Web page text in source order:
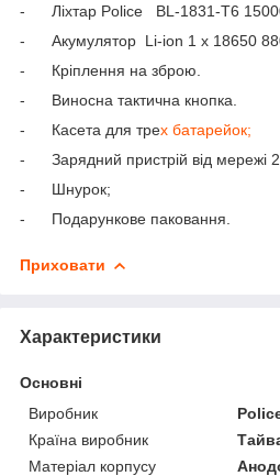
- Ліхтар Police BL-1831-T6
- Акумулятор Li-ion 1 х 18650
- Кріплення на зброю.
- Виносна тактична кнопка.
- Касета для трех батарейок;
- Зарядний пристрій від мережі
- Шнурок;
- Подарункове паковання.
Приховати
Характеристики
Основні
Виробник
Країна виробник
Матеріал корпусу